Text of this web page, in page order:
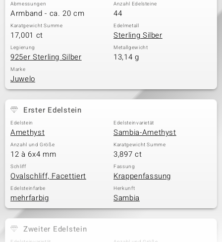
Classics
Abmessungen
Armband - ca. 20 cm
Anzahl Edelsteine
44
Karatgewicht Summe
17,001 ct
Edelmetall
Sterling Silber
Legierung
925er Sterling Silber
Metallgewicht
13,14 g
Marke
Juwelo
Erster Edelstein
Edelstein
Amethyst
Edelsteinvarietät
Sambia-Amethyst
Anzahl und Größe
12 à 6x4 mm
Karatgewicht Summe
3,897 ct
Schliff
Ovalschliff, Facettiert
Fassung
Krappenfassung
Edelsteinfarbe
mehrfarbig
Herkunft
Sambia
Zweiter Edelstein